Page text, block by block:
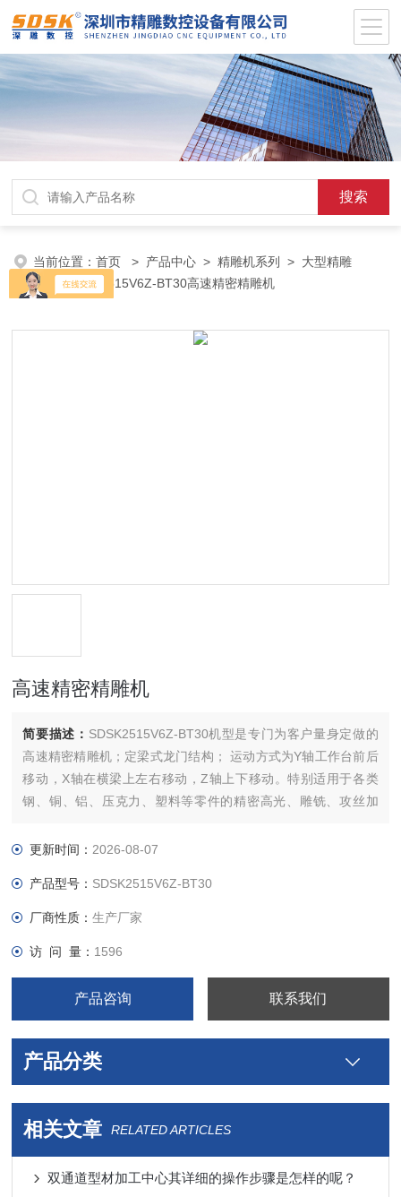
当前位置：首页 > 产品中心 >精雕机系列 > 大型精雕
机
> SDSK2515V6Z-BT30高速精密精雕机
高速精密精雕机
简要描述： SDSK2515V6Z-BT30机型是专门为客户量身定做的
高速精密精雕机；定梁式龙门结构； 运动方式为Y轴工作台前后
移动，X轴在横梁上左右移动，Z轴上下移动。特别适用于各类
钢、铜、铝、压克力、塑料等零件的精密高光、雕铣、攻丝加
更新时间： 2026-08-07
产品型号： SDSK2515V6Z-BT30
厂商性质：生产厂家
访 问 量： 1596
产品咨询 联系我们
产品分类
相关文章 RELATED ARTICLES
双通道型材加工中心其详细的操作步骤是怎样的呢？